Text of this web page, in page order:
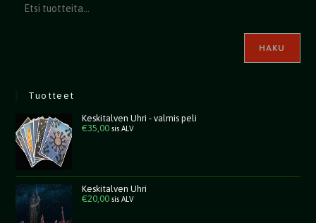
HAKU
Tuotteet
Keskitalven Uhri - valmis peli
€35,00 sis ALV
Keskitalven Uhri
€20,00 sis ALV